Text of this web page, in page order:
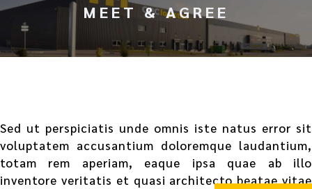
MEET & AGREE
Sed ut perspiciatis unde omnis iste natus error sit
voluptatem accusantium doloremque laudantium,
totam rem aperiam, eaque ipsa quae ab illo
inventore veritatis et quasi architecto beatae vitae